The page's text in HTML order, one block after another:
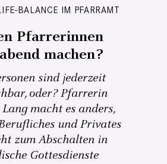
BALANCE IM PFARRAMT
Pfarrerinnen
machen?
sind jederzeit
oder? Pfarrerin
macht es anders,
und Privates
zum Abschalten in
Gottesdienste